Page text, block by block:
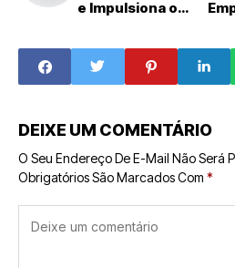
e Impulsiona o
Saúde
DEIXE UM COMENTÁRIO
O Seu Endereço De E-Mail Não Será
Obrigatórios São Marcados Com *